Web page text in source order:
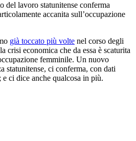
del lavoro statunitense conferma
accanita sull’occupazione
già toccato più volte nel corso degli
crisi economica che da essa è scaturita
femminile. Un nuovo
statunitense, ci conferma, con dati
ci dice anche qualcosa in più.